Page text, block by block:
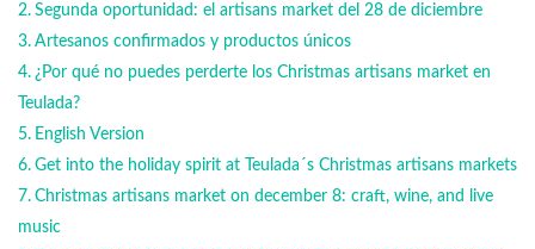
Segunda oportunidad: el artisans market del 28 de diciembre
Artesanos confirmados y productos únicos
¿Por qué no puedes perderte los Christmas artisans market en
Teulada?
English Version
Get into the holiday spirit at Teulada´s Christmas artisans markets
Christmas artisans market on december 8: craft, wine, and live
music